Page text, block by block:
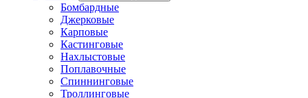
Бомбардные
Джерковые
Карповые
Кастинговые
Нахлыстовые
Поплавочные
Спиннинговые
Троллинговые